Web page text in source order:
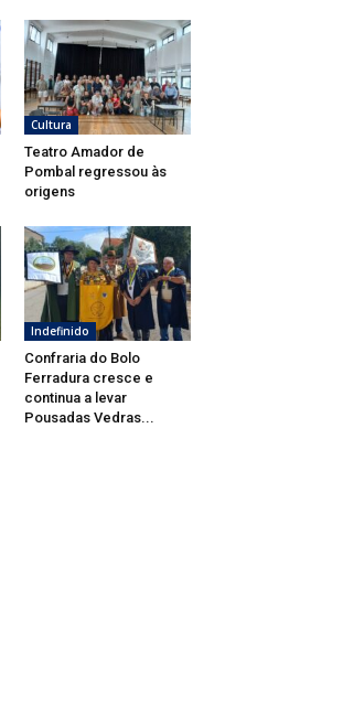
Cultura
Teatro Amador de
Pombal regressou às
origens
Indefinido
Confraria do Bolo
Ferradura cresce e
continua a levar
Pousadas Vedras...